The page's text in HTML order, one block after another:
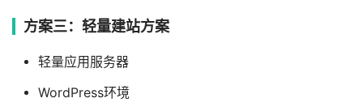
方案三：轻量建站方案
轻量应用服务器
WordPress环境